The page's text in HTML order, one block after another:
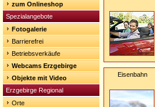
zum Onlineshop
Spezialangebote
Fotogalerie
Barrierefrei
Betriebsverkäufe
Webcams Erzgebirge
Objekte mit Video
Erzgebirge Regional
Orte
Eisenbahn